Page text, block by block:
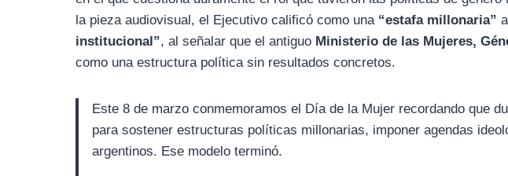
e
b
e
g
t
s
la pieza audiovisual, el Ejecutivo calificó como una “estafa millonaria”
institucional”, al señalar que el antiguo Ministerio de las Mujeres,
como una estructura política sin resultados concretos.
Este 8 de marzo conmemoramos el Día de la Mujer recordando que
para sostener estructuras políticas millonarias, imponer agendas
argentinos. Ese modelo terminó.